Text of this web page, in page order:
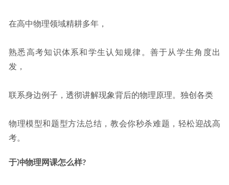
在高中物理领域精耕多年，
熟悉高考知识体系和学生认知规律。善于从学生角度出
发，
联系身边例子，透彻讲解现象背后的物理原理。独创各类
物理模型和题型方法总结，教会你秒杀难题，轻松迎战高
考。
于冲物理网课怎么样?